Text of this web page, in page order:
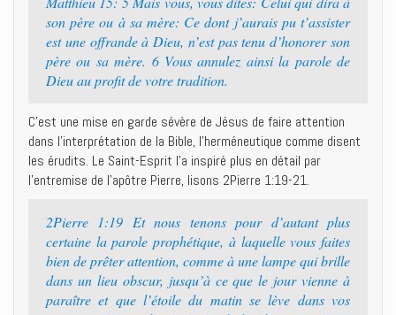
son père ou à sa mère: Ce dont j’aurais pu t’assister
est une offrande à Dieu, n’est pas tenu d’honorer son
père ou sa mère. 6 Vous annulez ainsi la parole de
Dieu au profit de votre tradition.
C’est une mise en garde sévère de Jésus de faire attention
dans l’interprétation de la Bible, l’herméneutique comme disent
les érudits. Le Saint-Esprit l’a inspiré plus en détail par
l’entremise de l’apôtre Pierre, lisons 2Pierre 1:19-21.
2Pierre 1:19 Et nous tenons pour d’autant plus
certaine la parole prophétique, à laquelle vous faites
bien de prêter attention, comme à une lampe qui brille
dans un lieu obscur, jusqu’à ce que le jour vienne à
paraître et que l’étoile du matin se lève dans vos